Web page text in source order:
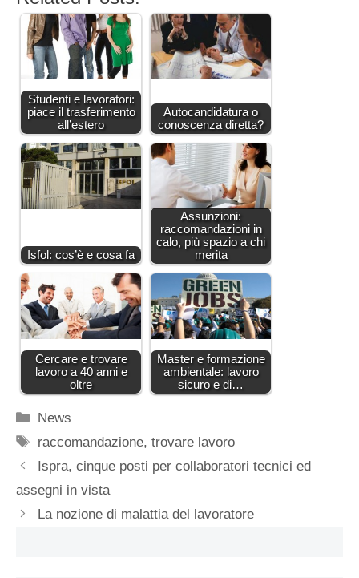
Studenti e lavoratori:
piace il trasferimento
all’estero
Autocandidatura o
conoscenza diretta?
Isfol: cos’è e cosa fa
Assunzioni:
raccomandazioni in
calo, più spazio a chi
merita
Cercare e trovare
lavoro a 40 anni e
oltre
Master e formazione
ambientale: lavoro
sicuro e di…
Categorie
News
Tag
raccomandazione,trovare lavoro
Ispra, cinque posti per collaboratori tecnici ed
assegni in vista
La nozione di malattia del lavoratore